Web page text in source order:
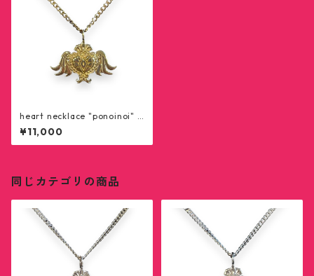
heart necklace "ponoinoi" -
gold
¥11,000
同じカテゴリの商品